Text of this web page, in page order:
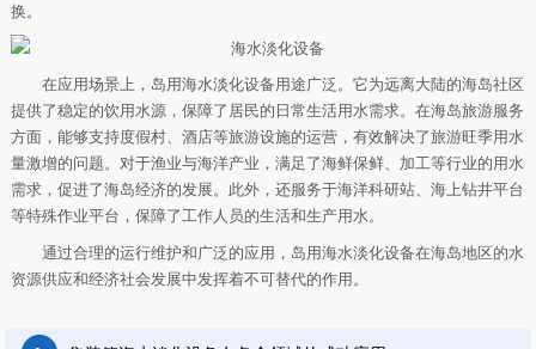
换。
在应用场景上，岛用海水淡化设备用途广泛。它为远离大陆的海岛社区
提供了稳定的饮用水源，保障了居民的日常生活用水需求。在海岛旅游服务
方面，能够支持度假村、酒店等旅游设施的运营，有效解决了旅游旺季用水
量激增的问题。对于渔业与海洋产业，满足了海鲜保鲜、加工等行业的用水
需求，促进了海岛经济的发展。此外，还服务于海洋科研站、海上钻井平台
等特殊作业平台，保障了工作人员的生活和生产用水。
通过合理的运行维护和广泛的应用，岛用海水淡化设备在海岛地区的水
资源供应和经济社会发展中发挥着不可替代的作用。